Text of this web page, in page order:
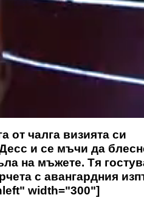
от чалга визията си
и се мъчи да
на мъжете. Тя
с авангардния
width="300"]